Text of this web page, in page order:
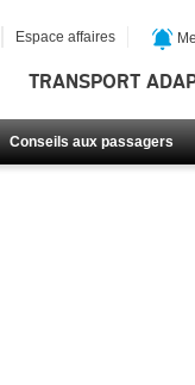
TRANSPORT
Conseils aux passagers
Espace affaires